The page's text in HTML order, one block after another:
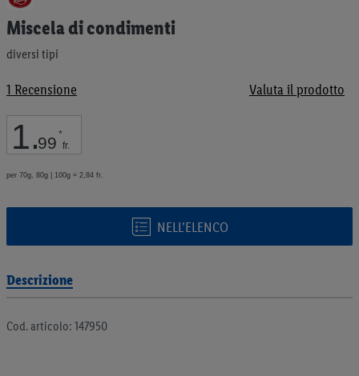
Miscela di condimenti
diversi tipi
1 Recensione Valuta il prodotto
1.99 *
fr.
per 70g, 80g | 100g = 2,84 fr.
NELL’ELENCO
all'inizio
della
di
Descrizione
Cod. articolo: 147950